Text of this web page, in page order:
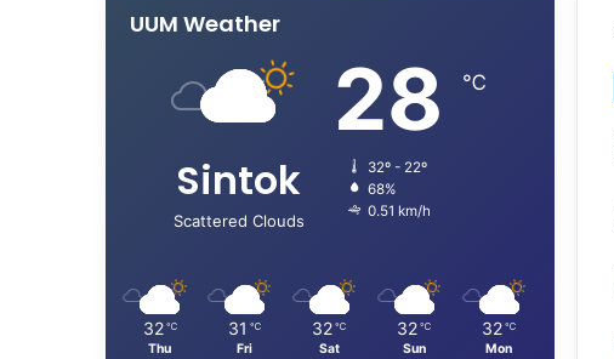
UUM Weather
Sintok
Scattered Clouds
28 ℃
32º - 22º
68%
0.51 km/h
32 ℃
Thu
31 ℃
Fri
32 ℃
Sat
32 ℃
Sun
32 ℃
Mon